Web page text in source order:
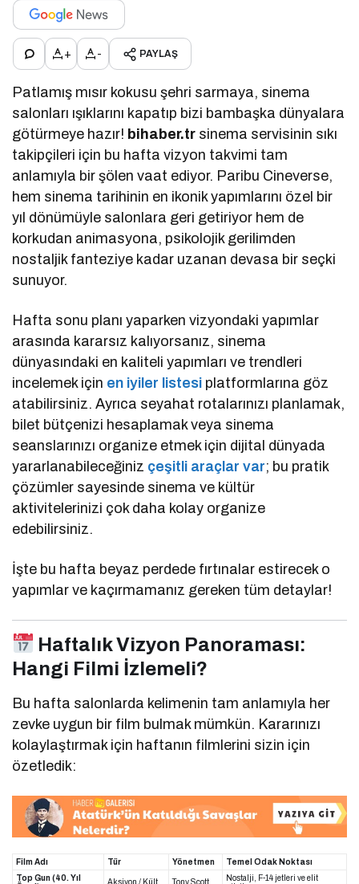
+ - PAYLAŞ
Patlamış mısır kokusu şehri sarmaya, sinema
salonları ışıklarını kapatıp bizi bambaşka dünyalara
götürmeye hazır! bihaber.tr sinema servisinin sıkı
takipçileri için bu hafta vizyon takvimi tam
anlamıyla bir şölen vaat ediyor. Paribu Cineverse,
hem sinema tarihinin en ikonik yapımlarını özel bir
yıl dönümüyle salonlara geri getiriyor hem de
korkudan animasyona, psikolojik gerilimden
nostaljik fanteziye kadar uzanan devasa bir seçki
sunuyor.
Hafta sonu planı yaparken vizyondaki yapımlar
arasında kararsız kalıyorsanız, sinema
dünyasındaki en kaliteli yapımları ve trendleri
incelemek için en iyiler listesi platformlarına göz
atabilirsiniz. Ayrıca seyahat rotalarınızı planlamak,
bilet bütçenizi hesaplamak veya sinema
seanslarınızı organize etmek için dijital dünyada
yararlanabileceğiniz çeşitli araçlar var; bu pratik
çözümler sayesinde sinema ve kültür
aktivitelerinizi çok daha kolay organize
edebilirsiniz.
İşte bu hafta beyaz perdede fırtınalar estirecek o
yapımlar ve kaçırmamanız gereken tüm detaylar!
Haftalık Vizyon Panoraması:
Hangi Filmi İzlemeli?
Bu hafta salonlarda kelimenin tam anlamıyla her
zevke uygun bir film bulmak mümkün. Kararınızı
kolaylaştırmak için haftanın filmlerini sizin için
özetledik:
Film Adı Tür Yönetmen
Temel Odak Noktası
Top Gun (40. Yıl
Aksiyon / Kült Tony Scott
Nostalji, F-14 jetleri ve elit